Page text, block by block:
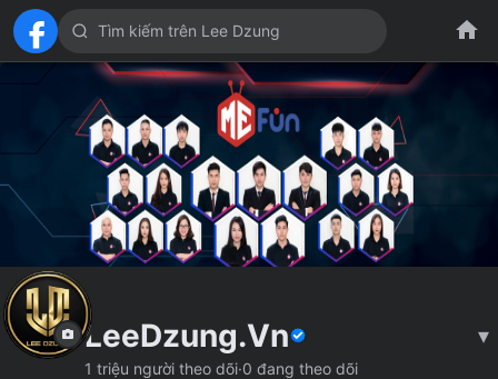
LeeDzung.Vn ▾
1 triệu người theo dõi·0 đang theo dõi